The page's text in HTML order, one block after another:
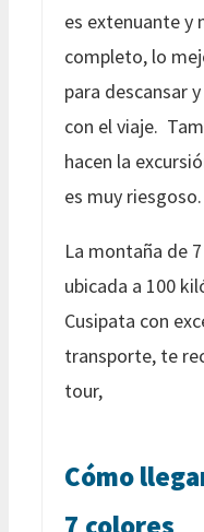
es extenuante y
completo, lo
para descansar
con el viaje.
hacen la
es muy riesgoso.
La montaña de
ubicada a 100
Cusipata con
transporte, te
tour,
Cómo